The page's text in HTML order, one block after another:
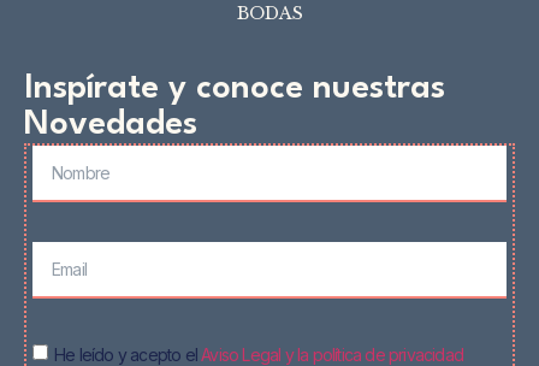
BODAS
Inspírate y conoce nuestras
Novedades
He leído y acepto elAviso Legal y la política de privacidad